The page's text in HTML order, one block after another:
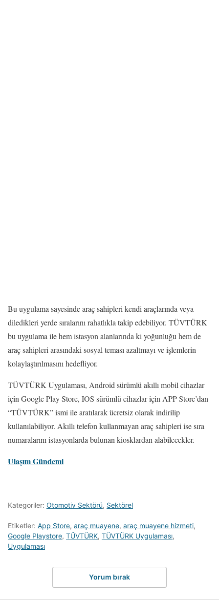
Bu uygulama sayesinde araç sahipleri kendi araçlarında veya
diledikleri yerde sıralarını rahatlıkla takip edebiliyor. TÜVTÜRK
bu uygulama ile hem istasyon alanlarında ki yoğunluğu hem de
araç sahipleri arasındaki sosyal teması azaltmayı ve işlemlerin
kolaylaştırılmasını hedefliyor.
TÜVTÜRK Uygulaması, Android sürümlü akıllı mobil cihazlar
için Google Play Store, IOS sürümlü cihazlar için APP Store’dan
“TÜVTÜRK” ismi ile aratılarak ücretsiz olarak indirilip
kullanılabiliyor. Akıllı telefon kullanmayan araç sahipleri ise sıra
numaralarını istasyonlarda bulunan kiosklardan alabilecekler.
Ulaşım Gündemi
Kategoriler: Otomotiv Sektörü, Sektörel
Etiketler: App Store, araç muayene, araç muayene hizmeti,
Google Playstore, TÜVTÜRK, TÜVTÜRK Uygulaması,
Uygulaması
Yorum bırak